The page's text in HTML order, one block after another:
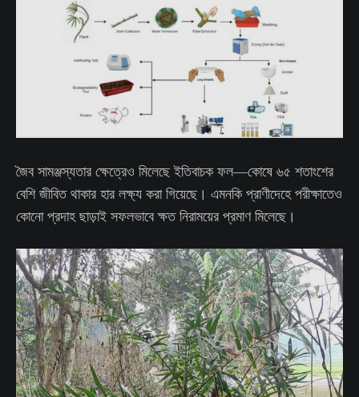
জৈব সামঞ্জস্যতার ক্ষেত্রেও মিলেছে ইতিবাচক ফল—কোষে ৬৫ শতাংশের
বেশি জীবিত থাকার হার লক্ষ্য করা গিয়েছে। এমনকি প্রাণীদেহে পরীক্ষাতেও
কোনো প্রদাহ ছাড়াই সফলভাবে ক্ষত নিরাময়ের প্রমাণ মিলেছে।